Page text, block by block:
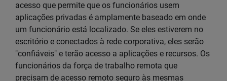
acesso que permite que os funcionários usem
aplicações privadas é amplamente baseado em onde
um funcionário está localizado. Se eles estiverem no
escritório e conectados à rede corporativa, eles serão
"confiáveis" e terão acesso a aplicações e recursos. Os
funcionários da força de trabalho remota que
precisam de acesso remoto seguro às mesmas